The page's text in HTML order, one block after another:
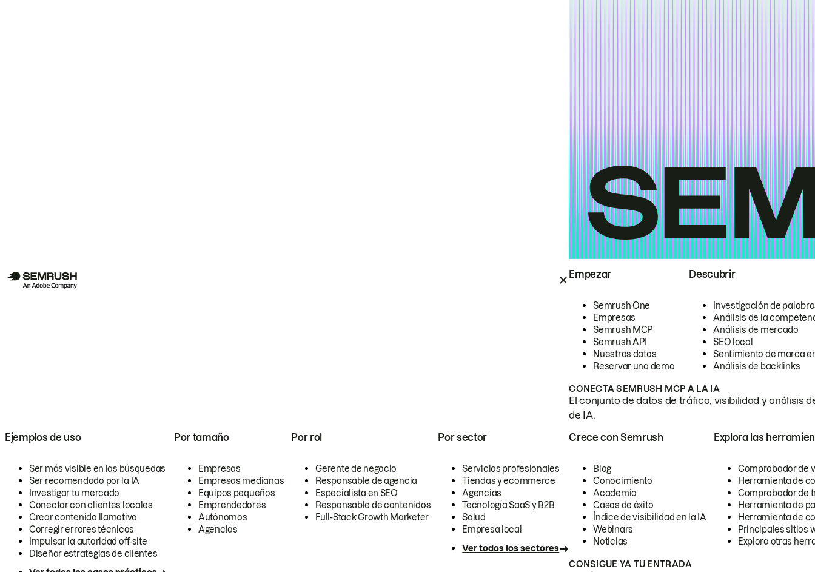
Empezar
Semrush One
Empresas
Semrush MCP
Semrush API
Nuestros datos
Reservar una demo
Descubrir
Investigación de
Análisis de la
Análisis de mercado
SEO local
Sentimiento de marca
Análisis de backlinks
CONECTA SEMRUSH MCP A LA IA
El conjunto de datos de tráfico, visibilidad y análisis
de IA.
Ejemplos de uso
Ser más visible en las búsquedas
Ser recomendado por la IA
Investigar tu mercado
Conectar con clientes locales
Crear contenido llamativo
Corregir errores técnicos
Impulsar la autoridad off-site
Diseñar estrategias de clientes
Por tamaño
Empresas
Empresas medianas
Equipos pequeños
Emprendedores
Autónomos
Agencias
Por rol
Gerente de negocio
Responsable de agencia
Especialista en SEO
Responsable de contenidos
Full-Stack Growth Marketer
Por sector
Servicios profesionales
Tiendas y ecommerce
Agencias
Tecnología SaaS y B2B
Salud
Empresa local
Ver todos los sectores
Crece con Semrush
Blog
Conocimiento
Academia
Casos de éxito
Índice de visibilidad en la IA
Webinars
Noticias
Explora las
Comprobador de
Herramienta de
Comprobador de
Herramienta de
Herramienta de
Principales sitios
Explora otras
CONSIGUE YA TU ENTRADA